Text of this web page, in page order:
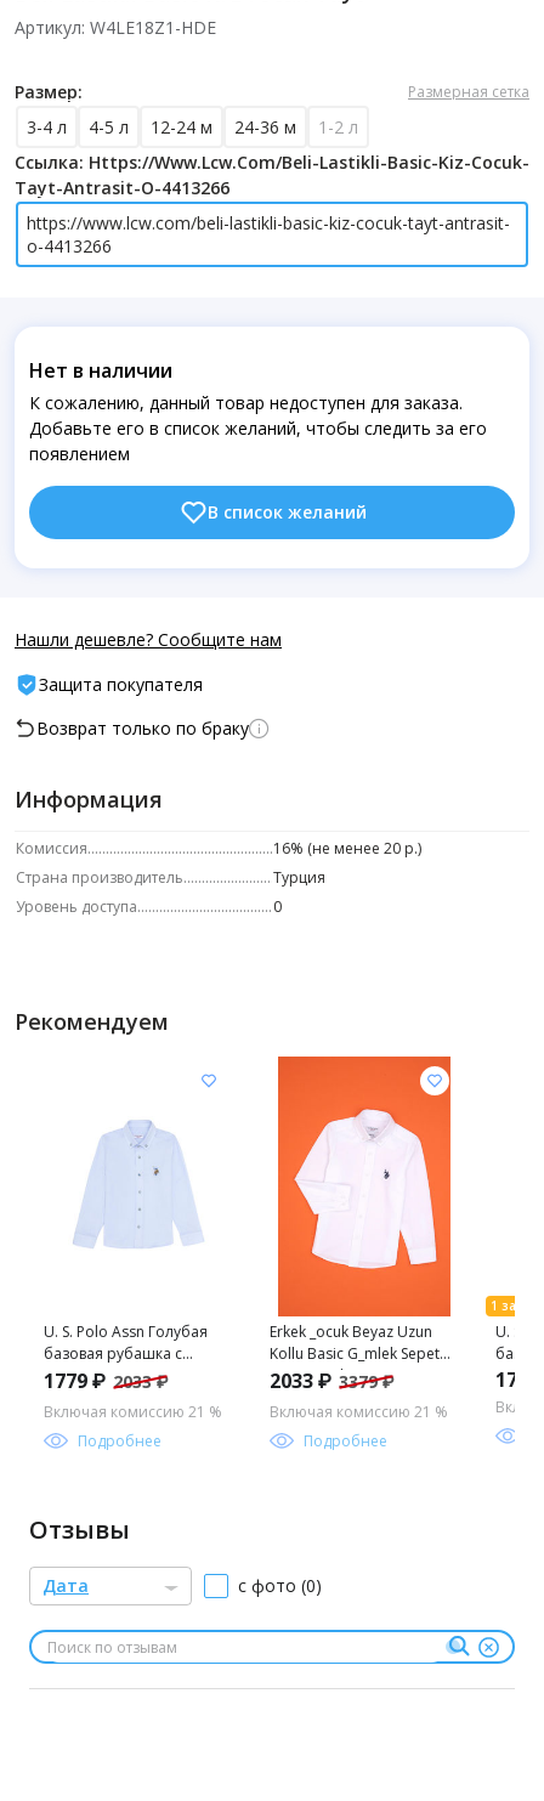
Артикул: W4LE18Z1-HDE
Размер: Размерная сетка
3-4 л 4-5 л 12-24 м 24-36 м
1-2 л
Ссылка: Https://www.lcw.com/beli-Lastikli-Basic-Kiz-Cocuk-
Tayt-Antrasit-O-4413266
https://www.lcw.com/beli-lastikli-basic-kiz-cocuk-tayt-antrasit-
o-4413266
Нет в наличии
К сожалению, данный товар недоступен для заказа.
Добавьте его в список желаний, чтобы следить за его
появлением
В список желаний
Нашли дешевле? Сообщите нам
Защита покупателя
Возврат только по браку
Информация
Комиссия
16% (не менее 20 р.)
Страна производитель
Турция
Уровень доступа
0
Рекомендуем
U. S. Polo Assn Голубая
базовая рубашка с
длинным рукавом для
1779 ₽ 2033 ₽
Включая комиссию 21 %
Подробнее
Erkek _ocuk Beyaz Uzun
Kollu Basic G_mlek Sepette
S_rpriz _ndirim
2033 ₽ 3379 ₽
Включая комиссию 21 %
Подробнее
U. S.
Отзывы
Дата с фото (0)